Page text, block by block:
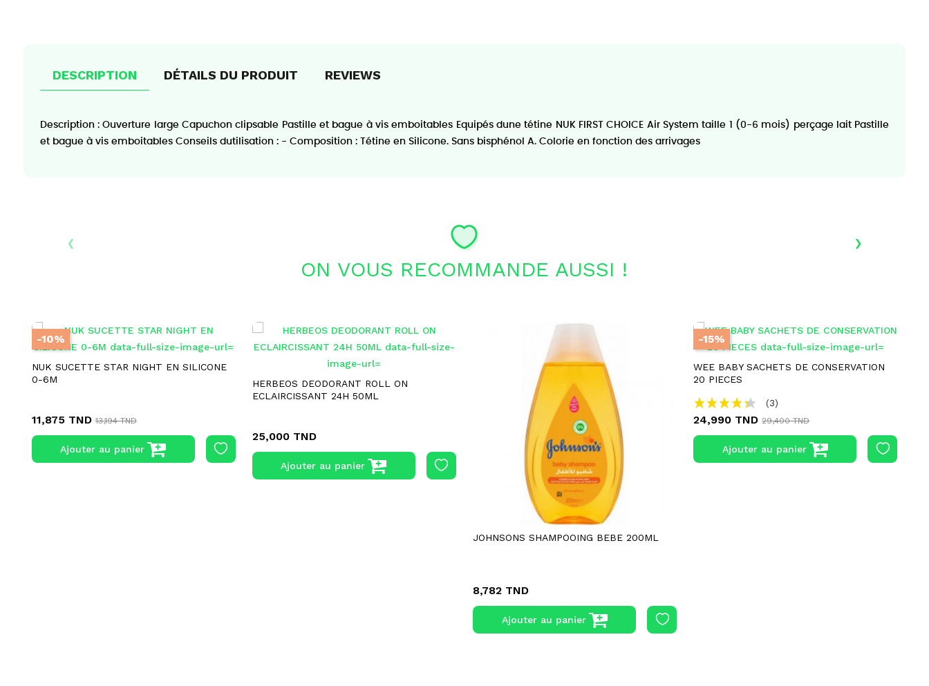
DESCRIPTION DÉTAILS DU PRODUIT REVIEWS
Description : Ouverture large Capuchon clipsable Pastille et bague à vis emboitables Equipés dune tétine NUK FIRST CHOICE Air System taille 1 (0-6 mois) perçage lait Pastille
et bague à vis emboitables Conseils dutilisation : - Composition : Tétine en Silicone. Sans bisphénol A. Colorie en fonction des arrivages
ON VOUS RECOMMANDE AUSSI !
-10%
NUK SUCETTE STAR NIGHT EN SILICONE
0-6M
11,875 TND 13,194 TND
Ajouter au panier
HERBEOS DEODORANT ROLL ON
ECLAIRCISSANT 24H 50ML
25,000 TND
Ajouter au panier
JOHNSONS SHAMPOOING BEBE 200ML
8,782 TND
Ajouter au panier
-15%
WEE BABY SACHETS DE CONSERVATION
20 PIECES
(3)
24,990 TND 29,400 TND
Ajouter au panier
‹ ›